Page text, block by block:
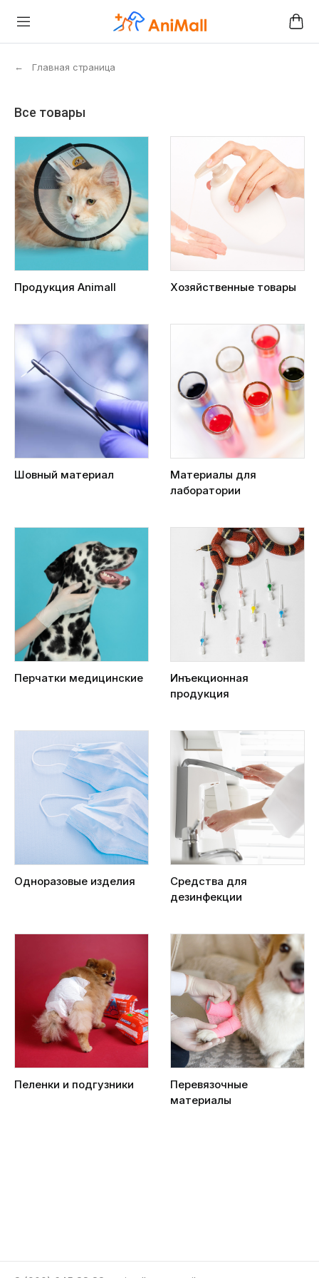
← Главная страница
Все товары
Продукция Animall Хозяйственные товары
Шовный материал
Материалы для
лаборатории
Перчатки медицинские
Инъекционная
продукция
Одноразовые изделия
Средства для
дезинфекции
Пеленки и подгузники
Перевязочные
материалы